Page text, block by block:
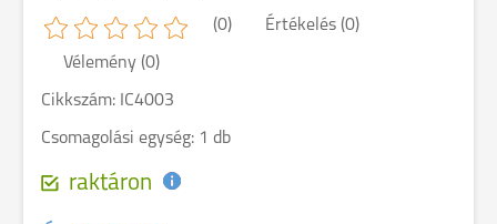
(0) Értékelés (0)
Vélemény (0)
Cikkszám: IC4003
Csomagolási egység: 1 db
raktáron